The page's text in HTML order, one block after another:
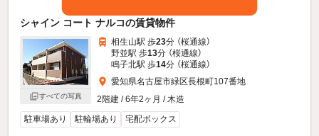
シャイン コート ナルコの賃貸物件
すべての写真
相生山駅 歩23分 （桜通線）
野並駅 歩13分 （桜通線）
鳴子北駅 歩14分 （桜通線）
愛知県名古屋市緑区長根町107番地
2階建 / 6年2ヶ月 / 木造
駐車場あり
駐輪場あり 宅配ボックス